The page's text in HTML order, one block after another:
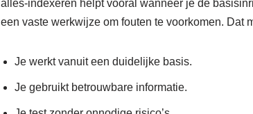
alles-indexeren helpt vooral wanneer je de
een vaste werkwijze om fouten te voorkomen. Dat
Je werkt vanuit een duidelijke basis.
Je gebruikt betrouwbare informatie.